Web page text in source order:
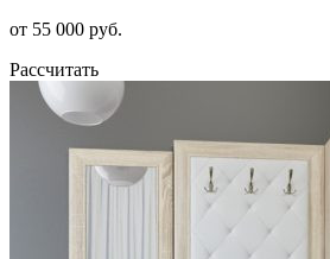
от 55 000 руб.
Рассчитать